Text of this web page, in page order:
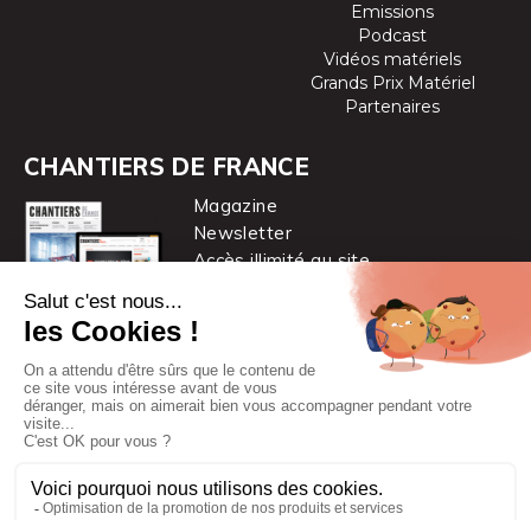
Emissions
Podcast
Vidéos matériels
Grands Prix Matériel
Partenaires
CHANTIERS DE FRANCE
Magazine
Newsletter
Accès illimité au site
Chantiers de France est une marque